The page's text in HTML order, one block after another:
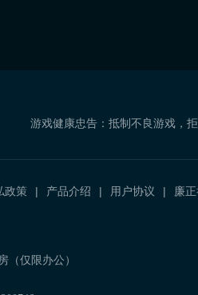
游戏健康忠告：抵制不良游戏，
政策 产品介绍 用户协议 廉
（仅限办公）